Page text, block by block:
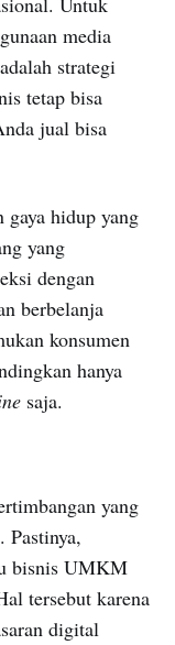
media
adalah strategi
tetap bisa
jual bisa
hidup yang
yang
dengan
berbelanja
konsumen
hanya
saja.
yang
Pastinya,
bisnis UMKM
tersebut karena
digital